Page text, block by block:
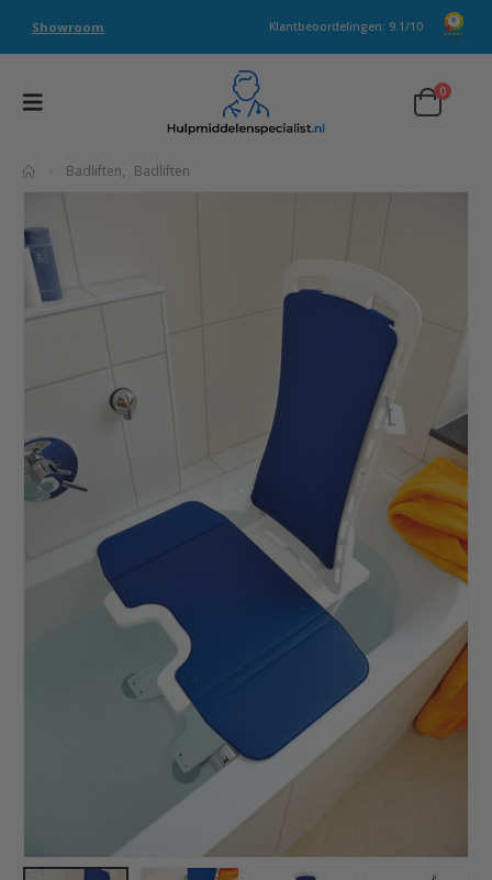
Showroom Klantbeoordelingen: 9.1/10
0
Badliften, Badliften